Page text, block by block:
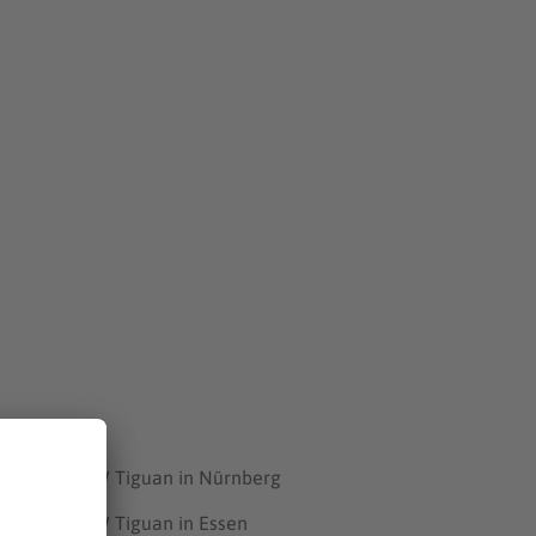
VW Tiguan in Nürnberg
VW Tiguan in Essen